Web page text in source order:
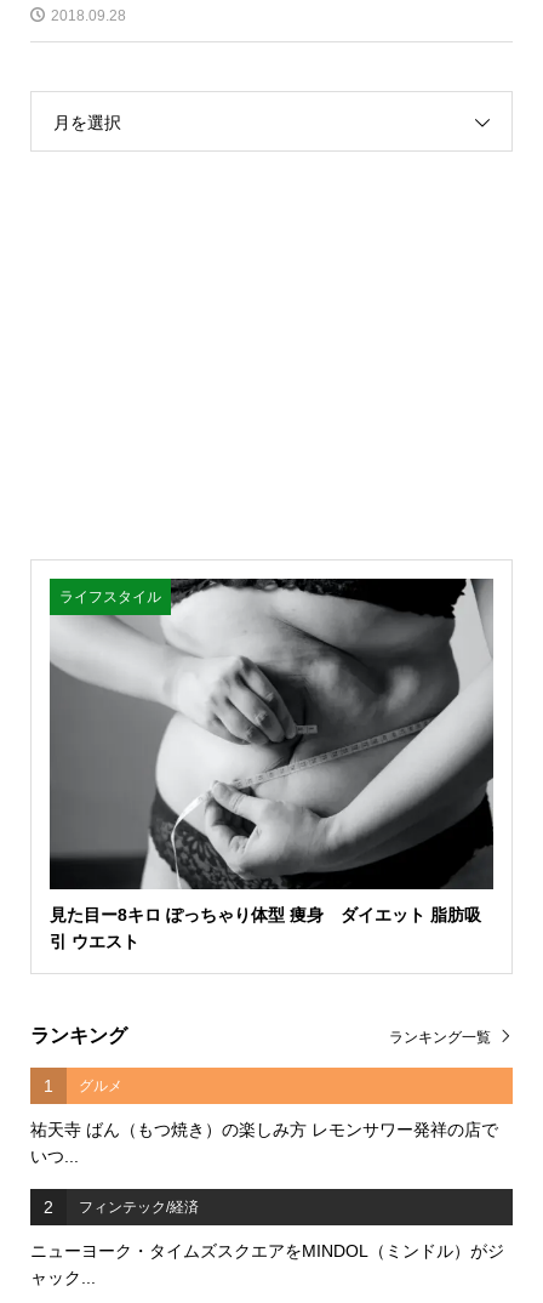
2018.09.28
月を選択
ライフスタイル
見た目ー8キロ ぽっちゃり体型 痩身 ダイエット 脂肪吸
引 ウエスト
ランキング
1 グルメ
祐天寺 ばん（もつ焼き）の楽しみ方 レモンサワー発祥の店で
いつ...
2 フィンテック/経済
ニューヨーク・タイムズスクエアをMINDOL（ミンドル）がジ
ャック...
ランキング一覧